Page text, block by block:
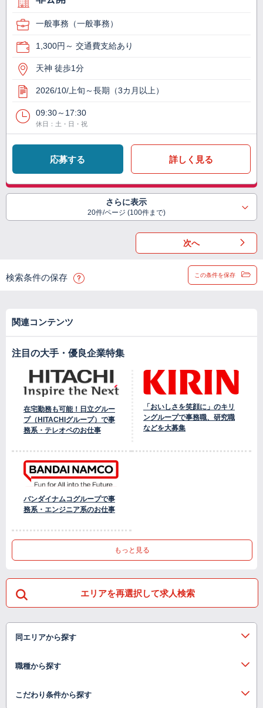
一般事務（一般事務）
1,300円～ 交通費支給あり
天神 徒歩1分
2026/10/上旬～長期（3カ月以上）
09:30～17:30
休日：土・日・祝
応募する 詳しく見る
さらに表示
20件/ページ (100件まで)
次へ
検索条件の保存 この条件を保存
関連コンテンツ
注目の大手・優良企業特集
在宅勤務も可能！日立グルー
プ（HITACHIグループ）で事
務系・テレオペのお仕事
「おいしさを笑顔に」のキリ
ングループで事務職、研究職
などを大募集
バンダイナムコグループで事
務系・エンジニア系のお仕事
もっと見る
エリアを再選択して求人検索
同エリアから探す
職種から探す
こだわり条件から探す